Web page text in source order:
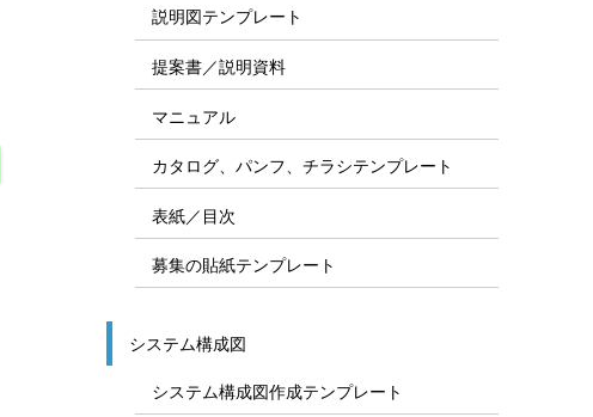
説明図テンプレート
提案書／説明資料
マニュアル
カタログ、パンフ、チラシテンプレート
表紙／目次
募集の貼紙テンプレート
システム構成図
システム構成図作成テンプレート